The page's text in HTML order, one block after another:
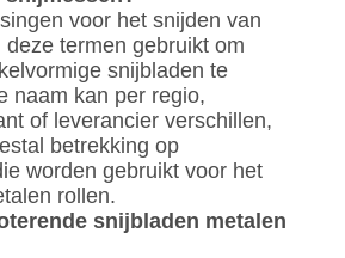
voor het snijden van
deze termen gebruikt om
snijbladen te
naam kan per regio,
of leverancier verschillen,
betrekking op
worden gebruikt voor het
rollen.
snijbladen metalen